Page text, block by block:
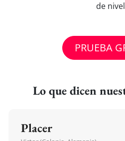
de
PRUEBA
Lo que dicen
Placer